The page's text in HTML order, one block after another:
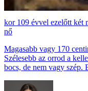
109 évvel ezelőtt két
nő
Magasabb vagy 170
Szélesebb az orrod a
bocs, de nem vagy szép.